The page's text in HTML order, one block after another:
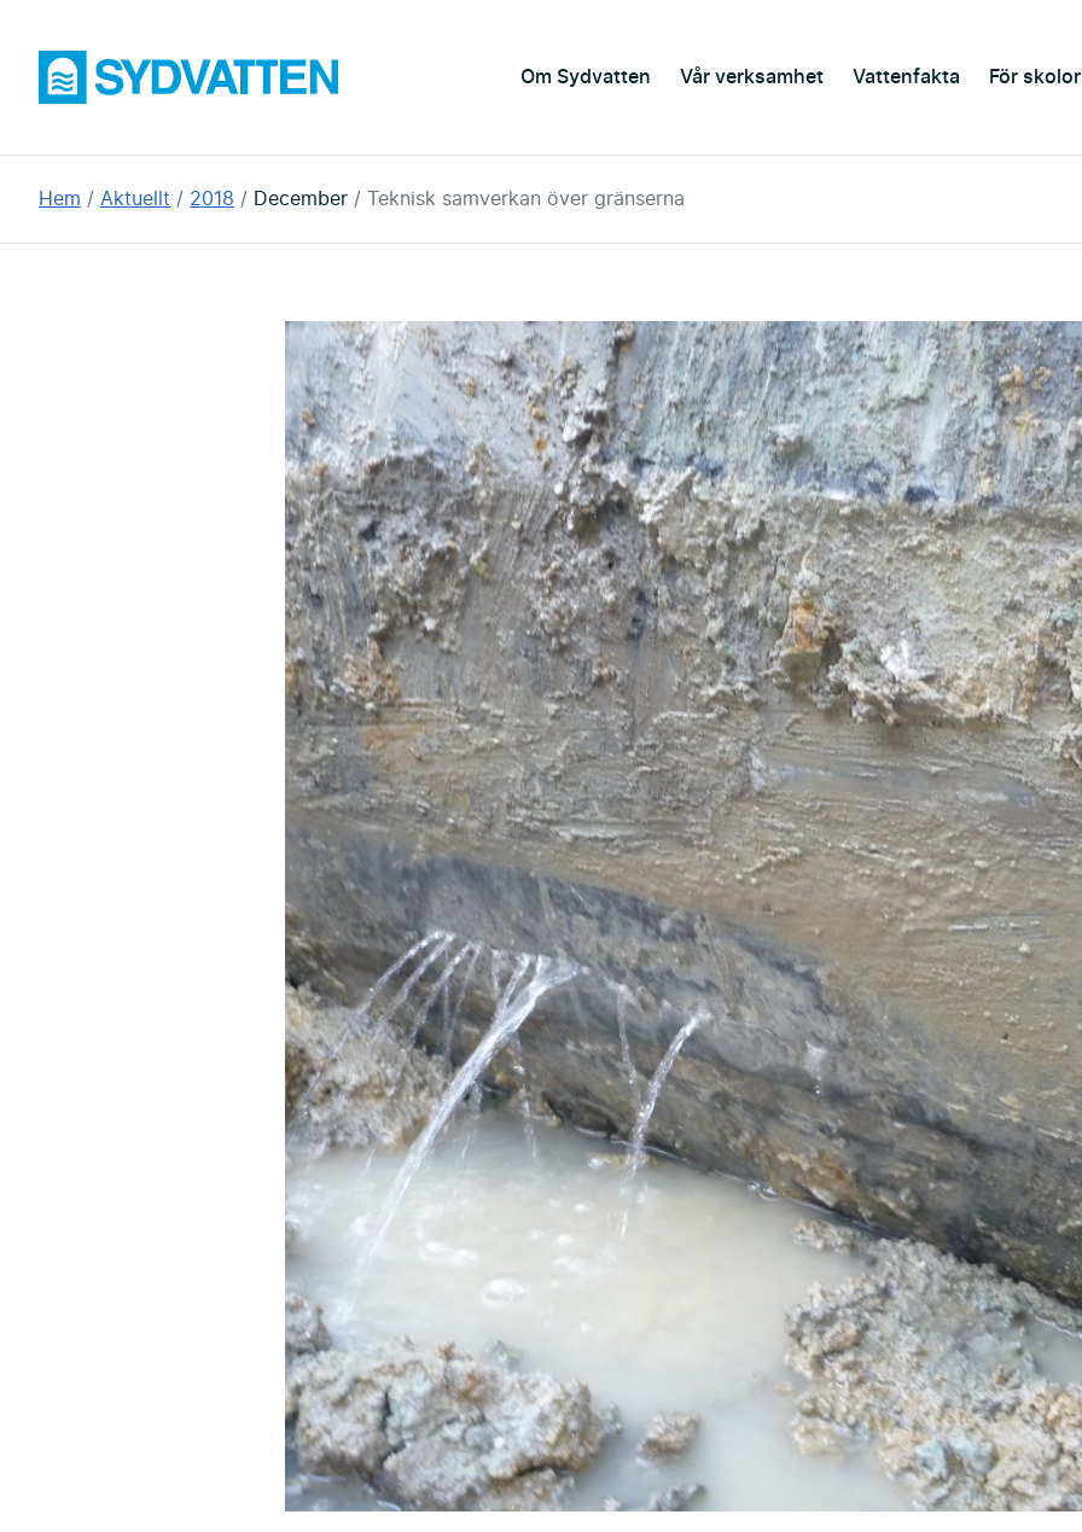
huvudinnehållet
Sydvatten Om Sydvatten Vår verksamhet Vattenfakta För skolor
Du
Hem Aktuellt 2018 December Teknisk samverkan över gränserna